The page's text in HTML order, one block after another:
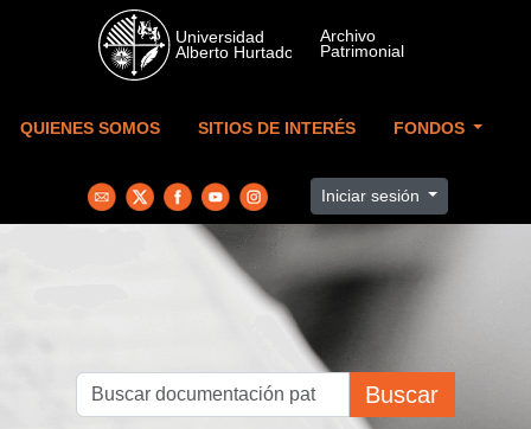
Skip to main content
QUIENES SOMOS SITIOS DE INTERÉS FONDOS
Iniciar sesión
Buscar